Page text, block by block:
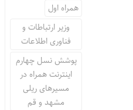
همراه اول
وزیر ارتباطات و
فناوری اطلاعات
پوشش نسل چهارم
اینترنت همراه در
مسیرهای ریلی
مشهد و قم